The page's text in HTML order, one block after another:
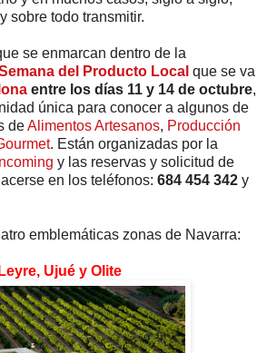
sobre todo transmitir.
se enmarcan dentro de la
Semana del Producto Local que se va
entre los días 11 y 14 de octubre,
única para conocer a algunos de
deAlimentos Artesanos, Producción
. Están organizadas por la
y las reservas y solicitud de
en los teléfonos: 684 454 342 y
emblemáticas zonas de Navarra:
Ujué y Olite